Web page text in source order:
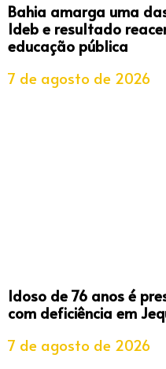
Bahia amarga uma
Ideb e resultado
educação pública
7 de agosto de 2026
Idoso de 76 anos é
com deficiência em
7 de agosto de 2026